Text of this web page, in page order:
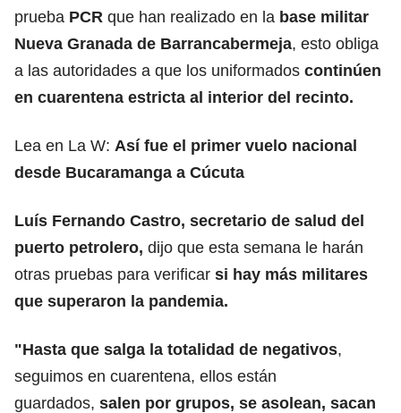
prueba PCR que han realizado en la base militar
Nueva Granada de Barrancabermeja, esto obliga
a las autoridades a que los uniformados continúen
en cuarentena estricta al interior del recinto.
Lea en La W: Así fue el primer vuelo nacional
desde Bucaramanga a Cúcuta
Luís Fernando Castro, secretario de salud del
puerto petrolero, dijo que esta semana le harán
otras pruebas para verificar si hay más militares
que superaron la pandemia.
"Hasta que salga la totalidad de negativos,
seguimos en cuarentena, ellos están
guardados, salen por grupos, se asolean, sacan